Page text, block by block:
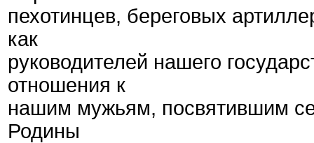
пехотинцев, береговых
как
руководителей нашего
отношения к
нашим мужьям, посвятившим
Родины